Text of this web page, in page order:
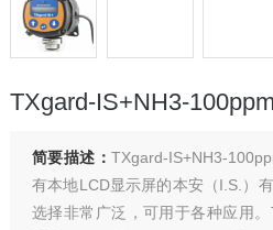
TXgard-IS+NH3-
简要描述：TXgard-IS+NH3-
有本地LCD显示屏的本安（I.S.）
选择非常广泛，可用于各种应用